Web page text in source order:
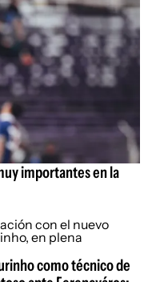
importantes en la
como técnico de